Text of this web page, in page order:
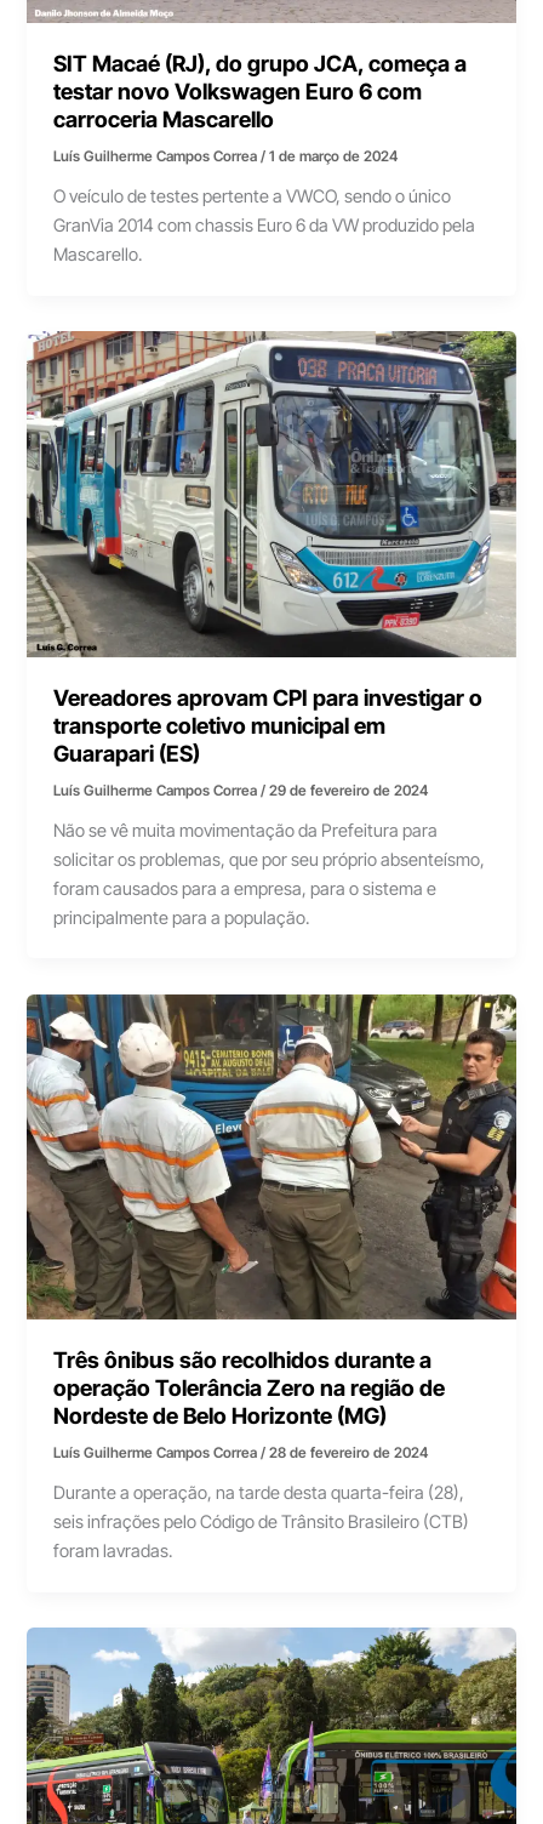
SIT Macaé (RJ), do grupo JCA, começa a
testar novo Volkswagen Euro 6 com
carroceria Mascarello
Luís Guilherme Campos Correa/1 de março de 2024
O veículo de testes pertente a VWCO, sendo o único
GranVia 2014 com chassis Euro 6 da VW produzido pela
Mascarello.
Vereadores aprovam CPI para investigar o
transporte coletivo municipal em
Guarapari (ES)
Luís Guilherme Campos Correa/29 de fevereiro de 2024
Não se vê muita movimentação da Prefeitura para
solicitar os problemas, que por seu próprio absenteísmo,
foram causados para a empresa, para o sistema e
principalmente para a população.
Três ônibus são recolhidos durante a
operação Tolerância Zero na região de
Nordeste de Belo Horizonte (MG)
Luís Guilherme Campos Correa/28 de fevereiro de 2024
Durante a operação, na tarde desta quarta-feira (28),
seis infrações pelo Código de Trânsito Brasileiro (CTB)
foram lavradas.